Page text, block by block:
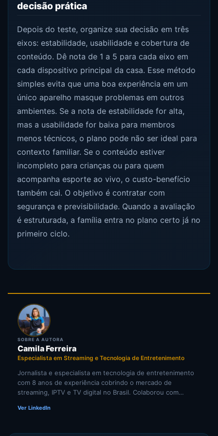
decisão prática
Depois do teste, organize sua decisão em três
eixos: estabilidade, usabilidade e cobertura de
conteúdo. Dê nota de 1 a 5 para cada eixo em
cada dispositivo principal da casa. Esse método
simples evita que uma boa experiência em um
único aparelho masque problemas em outros
ambientes. Se a nota de estabilidade for alta,
mas a usabilidade for baixa para membros
menos técnicos, o plano pode não ser ideal para
contexto familiar. Se o conteúdo estiver
incompleto para crianças ou para quem
acompanha esporte ao vivo, o custo-benefício
também cai. O objetivo é contratar com
segurança e previsibilidade. Quando a avaliação
é estruturada, a família entra no plano certo já no
primeiro ciclo.
SOBRE A AUTORA
Camila Ferreira
Especialista em Streaming e Tecnologia de Entretenimento
Jornalista e especialista em tecnologia de entretenimento
com 8 anos de experiência cobrindo o mercado de
streaming, IPTV e TV digital no Brasil. Colaborou com
especializados em cultura digital. Pesquisadora
Ver LinkedIn